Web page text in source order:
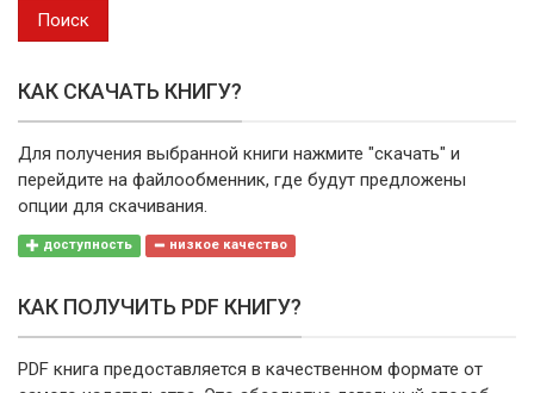
Поиск
КАК СКАЧАТЬ КНИГУ?
Для получения выбранной книги нажмите "скачать" и
перейдите на файлообменник, где будут предложены
опции для скачивания.
доступность низкое качество
КАК ПОЛУЧИТЬ PDF КНИГУ?
PDF книга предоставляется в качественном формате от